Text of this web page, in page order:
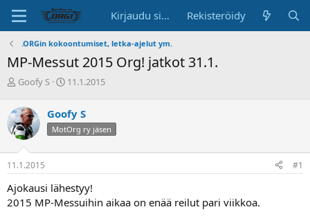
Kirjaudu sisään Rekisteröidy
.ORGin kokoontumiset, letka-ajelut ym.
MP-Messut 2015 Org! jatkot 31.1.
K
s
k
u
s
t
e
u
n
Goofy S
A
i
t
s
i
v
11.1.2015
Goofy S
MotOrg ry jäsen
11.1.2015 #1
Ajokausi lähestyy!
2015 MP-Messuihin aikaa on enää reilut pari viikkoa.